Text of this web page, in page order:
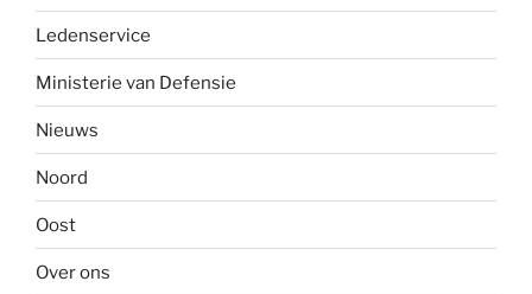
Ledenservice
Ministerie van Defensie
Nieuws
Noord
Oost
Over ons